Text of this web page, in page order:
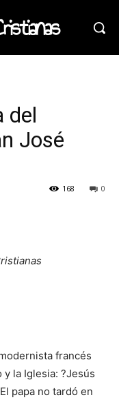
del
José
0
168
francés
la Iglesia: ?Jesús
papa no tardó en